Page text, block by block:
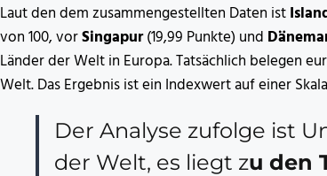
Laut den dem zusammengestellten Daten ist
von 100, vorSingapur(19,99 Punkte) und
Länder der Welt in Europa. Tatsächlich belegen
Welt. Das Ergebnis ist ein Indexwert auf einer
Der Analyse zufolge ist
der Welt, es liegt zu den